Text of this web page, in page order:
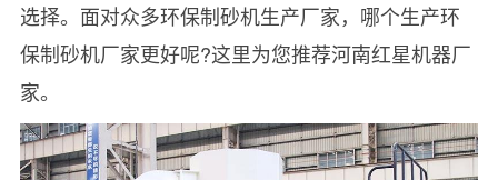
选择。面对众多环保制砂机生产厂家，哪个生产环
保制砂机厂家更好呢?这里为您推荐河南红星机器厂
家。